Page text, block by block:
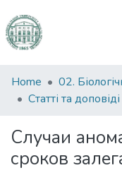
Communities
&
All of DSpace
Home
02.
Статті та
Случаи
сроков